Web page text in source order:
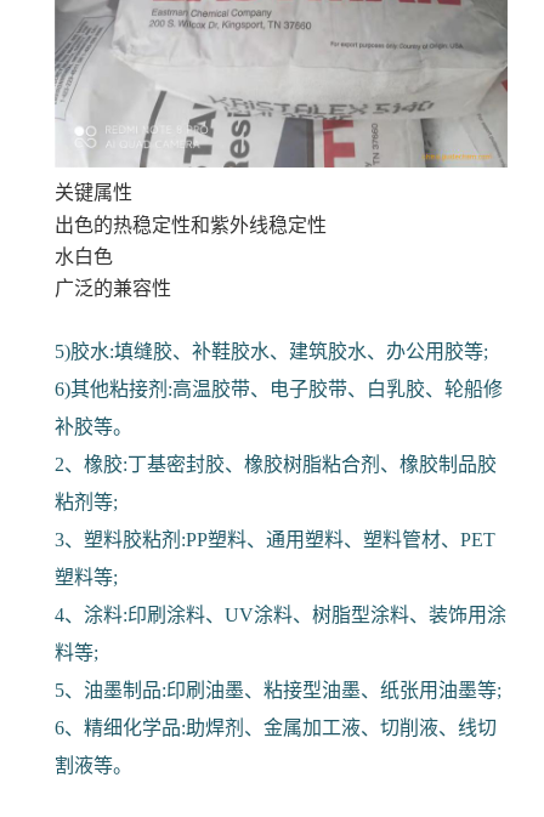
关键属性
出色的热稳定性和紫外线稳定性
水白色
广泛的兼容性
5)胶水:填缝胶、补鞋胶水、建筑胶水、办公用胶等;
6)其他粘接剂:高温胶带、电子胶带、白乳胶、轮船修
补胶等。
2、橡胶:丁基密封胶、橡胶树脂粘合剂、橡胶制品胶
粘剂等;
3、塑料胶粘剂:PP塑料、通用塑料、塑料管材、PET
塑料等;
4、涂料:印刷涂料、UV涂料、树脂型涂料、装饰用涂
料等;
5、油墨制品:印刷油墨、粘接型油墨、纸张用油墨等;
6、精细化学品:助焊剂、金属加工液、切削液、线切
割液等。